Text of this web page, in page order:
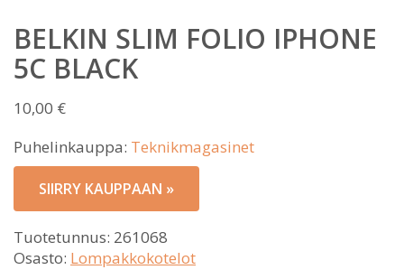
BELKIN SLIM FOLIO IPHONE
5C BLACK
10,00 €
Puhelinkauppa: Teknikmagasinet
SIIRRY KAUPPAAN »
Tuotetunnus: 261068
Osasto: Lompakkokotelot